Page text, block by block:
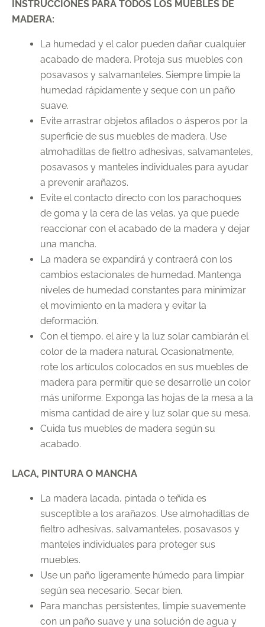
INSTRUCCIONES PARA TODOS LOS MUEBLES DE
MADERA:
La humedad y el calor pueden dañar cualquier
acabado de madera. Proteja sus muebles con
posavasos y salvamanteles. Siempre limpie la
humedad rápidamente y seque con un paño
suave.
Evite arrastrar objetos afilados o ásperos por la
superficie de sus muebles de madera. Use
almohadillas de fieltro adhesivas, salvamanteles,
posavasos y manteles individuales para ayudar
a prevenir arañazos.
Evite el contacto directo con los parachoques
de goma y la cera de las velas, ya que puede
reaccionar con el acabado de la madera y dejar
una mancha.
La madera se expandirá y contraerá con los
cambios estacionales de humedad. Mantenga
niveles de humedad constantes para minimizar
el movimiento en la madera y evitar la
deformación.
Con el tiempo, el aire y la luz solar cambiarán el
color de la madera natural. Ocasionalmente,
rote los artículos colocados en sus muebles de
madera para permitir que se desarrolle un color
más uniforme. Exponga las hojas de la mesa a la
misma cantidad de aire y luz solar que su mesa.
Cuida tus muebles de madera según su
acabado.
LACA, PINTURA O MANCHA
La madera lacada, pintada o teñida es
susceptible a los arañazos. Use almohadillas de
fieltro adhesivas, salvamanteles, posavasos y
manteles individuales para proteger sus
muebles.
Use un paño ligeramente húmedo para limpiar
según sea necesario. Secar bien.
Para manchas persistentes, limpie suavemente
con un paño suave y una solución de agua y